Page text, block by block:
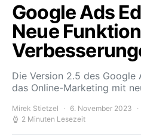
Google Ads
Neue
Die Version 2.5 des
das Online-Marketing mit
Mirek Stietzel 6. November 2023
2 Minuten Lesezeit